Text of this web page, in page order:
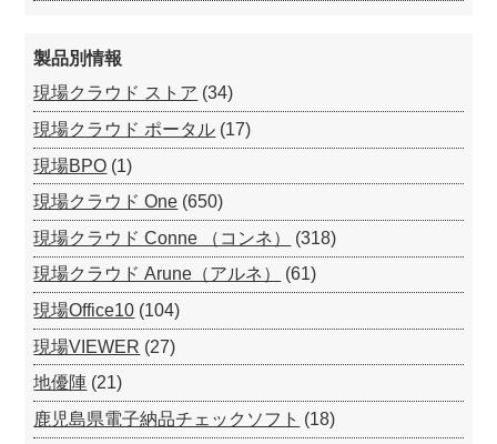
製品別情報
現場クラウド ストア (34)
現場クラウド ポータル (17)
現場BPO (1)
現場クラウド One (650)
現場クラウド Conne （コンネ）
(318)
現場クラウド Arune（アルネ）
(61)
現場Office10 (104)
現場VIEWER (27)
地優陣 (21)
鹿児島県電子納品チェックソフト (18)